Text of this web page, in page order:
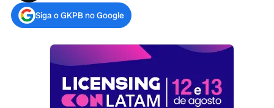
Siga o GKPB no Google